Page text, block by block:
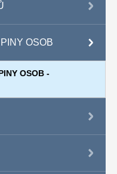
OSOB
OSOB -